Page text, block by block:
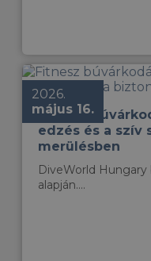
2026.
május 16.
Fitnesz
edzés és a szív
merülésben
DiveWorld
alapján....